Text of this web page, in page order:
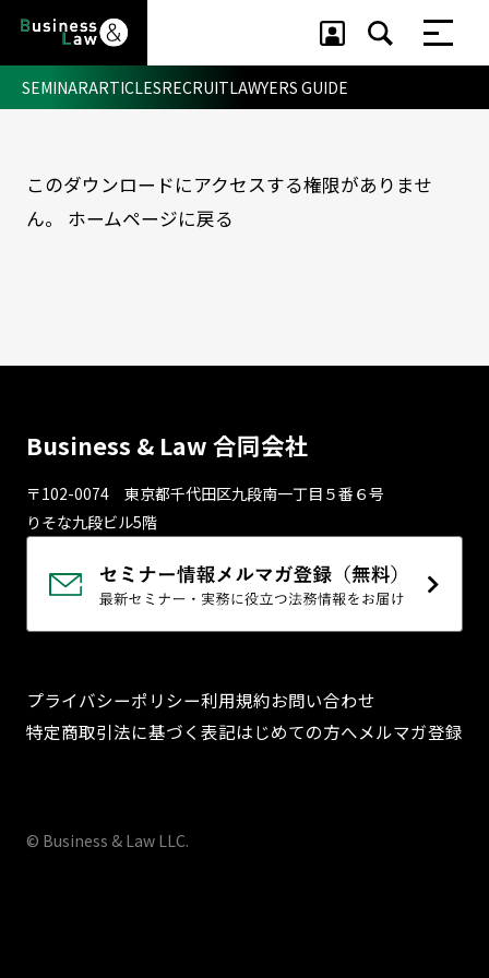
セミナー ・ 記事
セミナー
SEMINARARTICLESRECRUITLAWYERS GUIDE
このダウンロードにアクセスする権限がありませ
ん。 ホームページに戻る
Business & Law 合同会社
〒102-0074 東京都千代⽥区九段南⼀丁⽬５番６号
りそな九段ビル5階
プライバシーポリシー利用規約お問い合わせ
特定商取引法に基づく表記はじめての方へメルマガ登録
© Business & Law LLC.